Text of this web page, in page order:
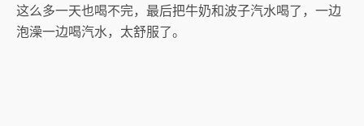
这么多一天也喝不完，最后把牛奶和波子汽水喝了，一边
泡澡一边喝汽水，太舒服了。